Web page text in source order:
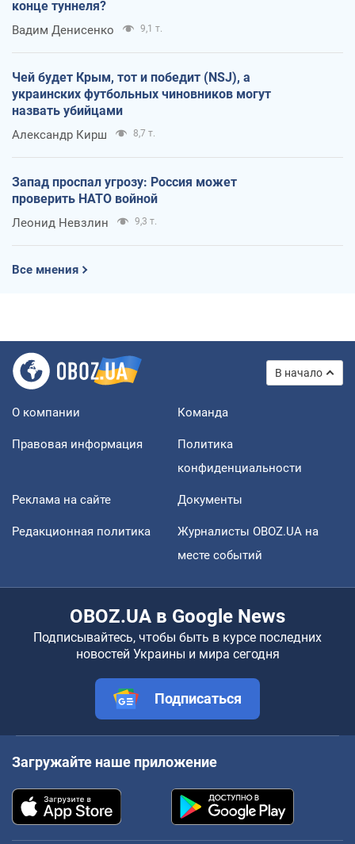
конце туннеля?
Вадим Денисенко 9,1 т.
Чей будет Крым, тот и победит (NSJ), а
украинских футбольных чиновников могут
назвать убийцами
Александр Кирш 8,7 т.
Запад проспал угрозу: Россия может
проверить НАТО войной
Леонид Невзлин 9,3 т.
Все мнения
В начало
О компании Команда
Правовая информация
Политика
конфиденциальности
Реклама на сайте Документы
Редакционная политика
Журналисты OBOZ.UA на
месте событий
OBOZ.UA в Google News
Подписывайтесь, чтобы быть в курсе последних
новостей Украины и мира сегодня
Подписаться
Загружайте наше приложение